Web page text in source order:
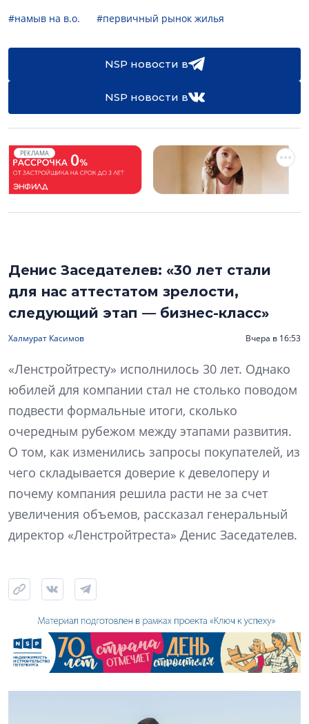
#намыв на в.о.
#первичный рынок жилья
NSP новости в
NSP новости в
РЕКЛАМА
Денис Заседателев: «30 лет стали
для нас аттестатом зрелости,
следующий этап — бизнес-класс»
Халмурат Касимов Вчера в 16:53
«Ленстройтресту» исполнилось 30 лет. Однако
юбилей для компании стал не столько поводом
подвести формальные итоги, сколько
очередным рубежом между этапами развития.
О том, как изменились запросы покупателей, из
чего складывается доверие к девелоперу и
почему компания решила расти не за счет
увеличения объемов, рассказал генеральный
директор «Ленстройтреста» Денис Заседателев.